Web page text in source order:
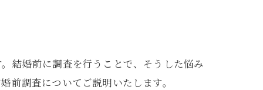
結婚前に調査を行うことで、そうした悩み
調査についてご説明いたします。